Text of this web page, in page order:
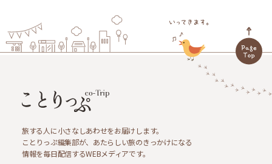
旅する人に小さなしあわせをお届けします。
ことりっぷ編集部が、あたらしい旅のきっかけになる
情報を毎日配信するWEBメディアです。